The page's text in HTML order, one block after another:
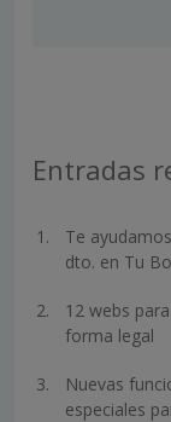
Entradas
Te
dto. en Tu
12 webs
forma legal
Nuevas
especiales